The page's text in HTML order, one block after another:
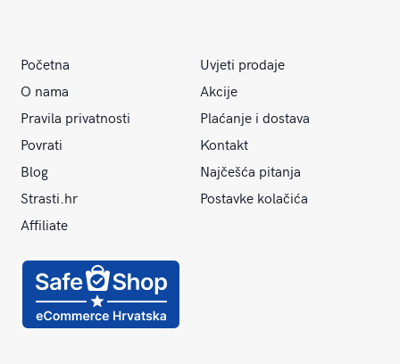
Početna
Uvjeti prodaje
O nama
Akcije
Pravila privatnosti
Plaćanje i dostava
Povrati
Kontakt
Blog
Najčešća pitanja
Strasti.hr
Postavke kolačića
Affiliate